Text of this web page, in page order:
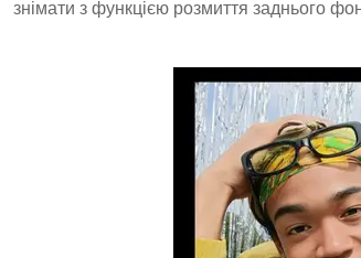
знімати з функцією розмиття заднього